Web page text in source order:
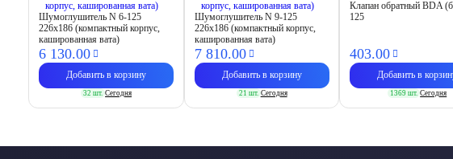
Шумоглушитель N 6-125
226х186 (компактный корпус,
кашированная вата)
6 130.00
Добавить в корзину
32 шт. Сегодня
Шумоглушитель N 9-125
226х186 (компактный корпус,
кашированная вата)
7 810.00
Добавить в корзину
21 шт. Сегодня
Клапан обратный BDA
125
403.00
Добавить в
1369 шт. Сегодня